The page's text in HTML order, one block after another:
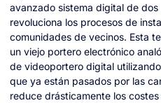
avanzado sistema digital de
revoluciona los procesos de
comunidades de vecinos. Esta
un viejo portero electrónico
de videoportero digital
que ya están pasados por las
reduce drásticamente los